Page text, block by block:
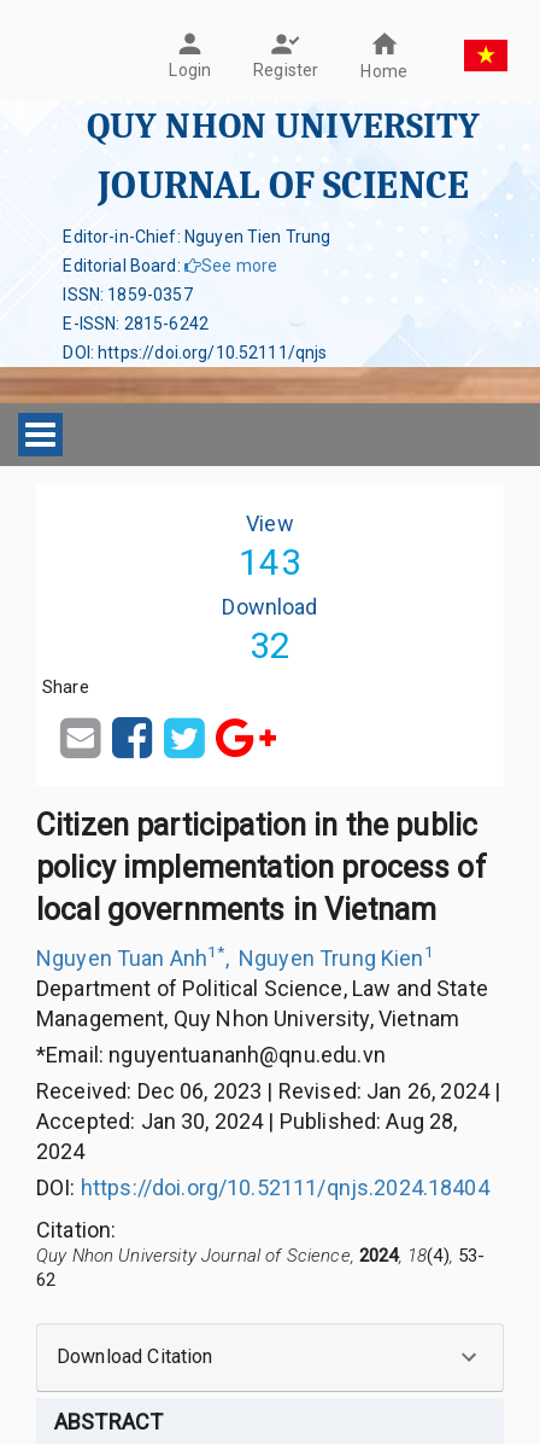
Login Register Home
QUY NHON UNIVERSITY
JOURNAL OF SCIENCE
Editor-in-Chief: Nguyen Tien Trung
Editorial Board:
See more
ISSN: 1859-0357
E-ISSN: 2815-6242
DOI : https://doi.org/10.52111/qnjs
Toggle navigation
View
143
Download
32
Share
Citizen participation in the public
policy implementation process of
local governments in Vietnam
Nguyen Tuan Anh1*, Nguyen Trung Kien1
Department of Political Science, Law and State
Management, Quy Nhon University, Vietnam
*Email: nguyentuananh@qnu.edu.vn
Received: Dec 06, 2023 | Revised: Jan 26, 2024|
Accepted: Jan 30, 2024| Published: Aug 28,
2024
DOI: https://doi.org/10.52111/qnjs.2024.18404
Citation:
Quy Nhon University Journal of Science, 2024, 18(4), 53-
62
Download Citation
ABSTRACT